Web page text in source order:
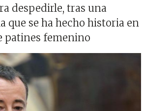
despedirle, tras una
que se ha hecho historia en
patines femenino